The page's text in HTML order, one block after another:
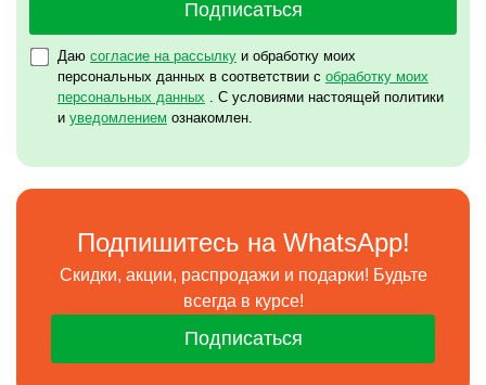
Подписаться
Даю согласие на рассылку и обработку моих
персональных данных в соответствии с обработку моих
персональных данных . С условиями настоящей политики
и уведомлением ознакомлен.
Подпишитесь на WhatsApp!
Скидки, акции, распродажи и подарки! Будьте
всегда в курсе!
Подписаться